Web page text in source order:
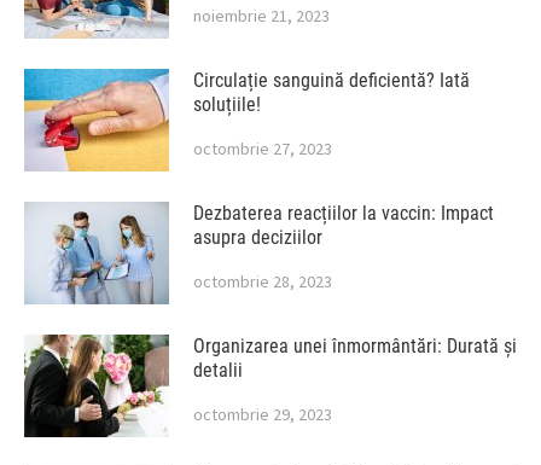
noiembrie 21, 2023
Circulație sanguină deficientă? Iată
soluțiile!
octombrie 27, 2023
Dezbaterea reacțiilor la vaccin: Impact
asupra deciziilor
octombrie 28, 2023
Organizarea unei înmormântări: Durată și
detalii
octombrie 29, 2023